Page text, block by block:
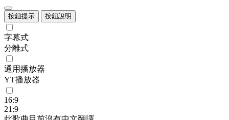
按鈕提示 按鈕說明
字幕式
分離式
通用播放器
YT播放器
16:9
21:9